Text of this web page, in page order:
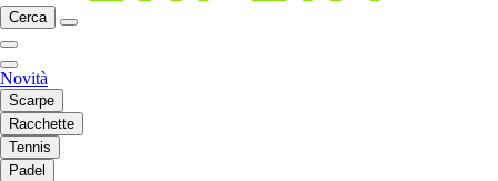
Cerca
Novità
Scarpe
Racchette
Tennis
Padel